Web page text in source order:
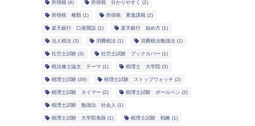
所得税 (4) 所得税 分かりやすく (2)
所得税 種類(1) 所得税 累進課税 (2)
楽天銀行 口座開設 (1) 楽天銀行 始め方(1)
法人税法(3) 消費税法(1) 消費税法勉強法(1)
社労士試験(3) 社労士試験 ブックカバー (1)
税法修士論文 テーマ (1) 税理士 大学院(3)
税理士試験(39) 税理士試験 ストップウォッチ (2)
税理士試験 タイマー (2) 税理士試験 ボールペン (2)
税理士試験 勉強法 社会人 (1)
税理士試験 大学院免除(1) 税理士試験 戦略(1)